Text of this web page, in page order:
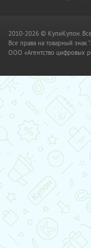
2010-2026 © КупиКупон.
Все права на товарный
OOO «Агентство